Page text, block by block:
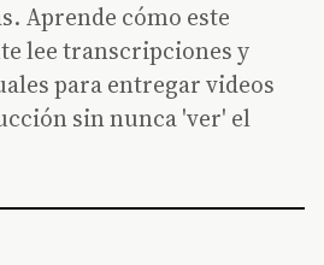
Aprende cómo este
lee transcripciones y
para entregar videos
sin nunca 'ver' el